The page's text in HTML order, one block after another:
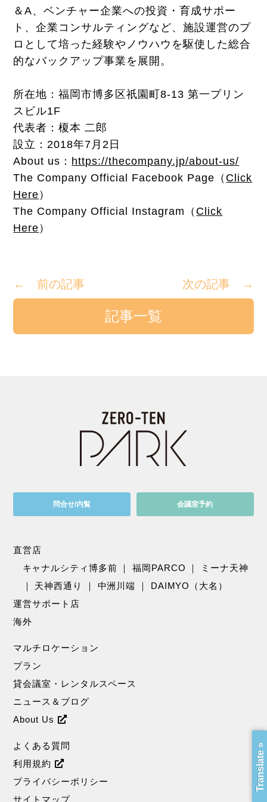
＆A、ベンチャー企業への投資・育成サポー
ト、企業コンサルティングなど、施設運営のプ
ロとして培った経験やノウハウを駆使した総合
的なバックアップ事業を展開。
所在地：福岡市博多区祇園町8-13 第一プリン
スビル1F
代表者：榎本 二郎
設立：2018年7月2日
About us： https://thecompany.jp/about-us/
The Company Official Facebook Page（ Click
Here ）
The Company Official Instagram（ Click
Here ）
← 前の記事 次の記事 →
記事一覧
問合せ/内覧 会議室予約
直営店
キャナルシティ博多前 ｜福岡PARCO ｜
ミーナ天神
｜ 天神西通り ｜ 中洲川端 ｜ DAIMYO（大名）
運営サポート店
海外
マルチロケーション
プラン
貸会議室・レンタルスペース
ニュース＆ブログ
About Us
よくある質問
利用規約
プライバシーポリシー
サイトマップ
Translate »